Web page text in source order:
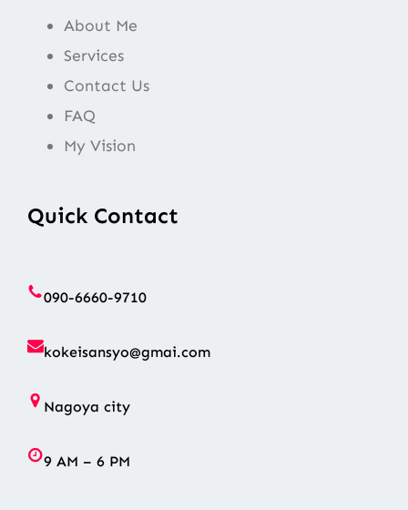
About Me
Services
Contact Us
FAQ
My Vision
Quick Contact
090-6660-9710
kokeisansyo@gmai.com
Nagoya city
9 AM – 6 PM